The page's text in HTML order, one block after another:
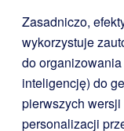
Zasadniczo,
wykorzystuje
do
inteligencję) do
pierwszych
personalizacji